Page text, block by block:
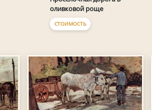
оливковой роще
СТОИМОСТЬ